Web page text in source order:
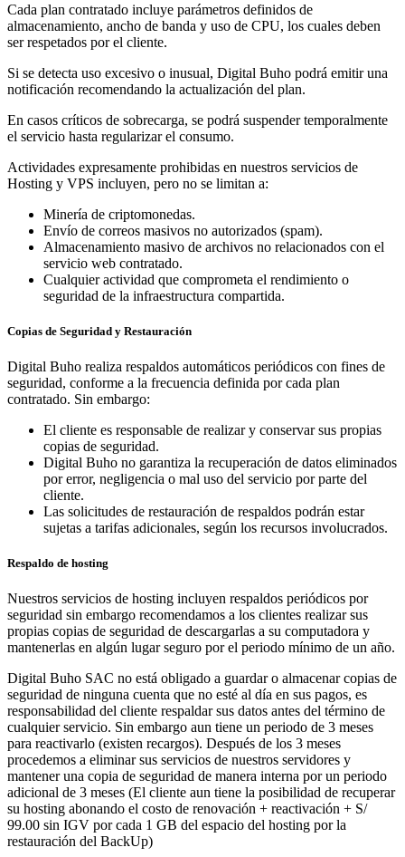
Cada plan contratado incluye parámetros definidos de
almacenamiento, ancho de banda y uso de CPU, los cuales deben
ser respetados por el cliente.
Si se detecta uso excesivo o inusual, Digital Buho podrá emitir una
notificación recomendando la actualización del plan.
En casos críticos de sobrecarga, se podrá suspender temporalmente
el servicio hasta regularizar el consumo.
Actividades expresamente prohibidas en nuestros servicios de
Hosting y VPS incluyen, pero no se limitan a:
Minería de criptomonedas.
Envío de correos masivos no autorizados (spam).
Almacenamiento masivo de archivos no relacionados con el
servicio web contratado.
Cualquier actividad que comprometa el rendimiento o
seguridad de la infraestructura compartida.
Copias de Seguridad y Restauración
Digital Buho realiza respaldos automáticos periódicos con fines de
seguridad, conforme a la frecuencia definida por cada plan
contratado. Sin embargo:
El cliente es responsable de realizar y conservar sus propias
copias de seguridad.
Digital Buho no garantiza la recuperación de datos eliminados
por error, negligencia o mal uso del servicio por parte del
cliente.
Las solicitudes de restauración de respaldos podrán estar
sujetas a tarifas adicionales, según los recursos involucrados.
Respaldo de hosting
Nuestros servicios de hosting incluyen respaldos periódicos por
seguridad sin embargo recomendamos a los clientes realizar sus
propias copias de seguridad de descargarlas a su computadora y
mantenerlas en algún lugar seguro por el periodo mínimo de un año.
Digital Buho SAC no está obligado a guardar o almacenar copias de
seguridad de ninguna cuenta que no esté al día en sus pagos, es
responsabilidad del cliente respaldar sus datos antes del término de
cualquier servicio. Sin embargo aun tiene un periodo de 3 meses
para reactivarlo (existen recargos). Después de los 3 meses
procedemos a eliminar sus servicios de nuestros servidores y
mantener una copia de seguridad de manera interna por un periodo
adicional de 3 meses (El cliente aun tiene la posibilidad de recuperar
su hosting abonando el costo de renovación + reactivación + S/
99.00 sin IGV por cada 1 GB del espacio del hosting por la
restauración del BackUp)